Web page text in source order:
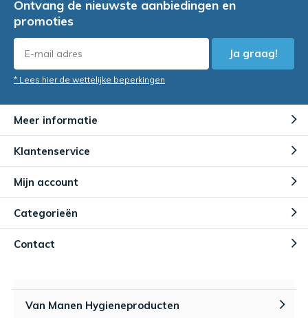
Ontvang de nieuwste aanbiedingen en
promoties
Ja graag!
* Lees hier de wettelijke beperkingen
Meer informatie
Klantenservice
Mijn account
Categorieën
Contact
Van Manen Hygieneproducten